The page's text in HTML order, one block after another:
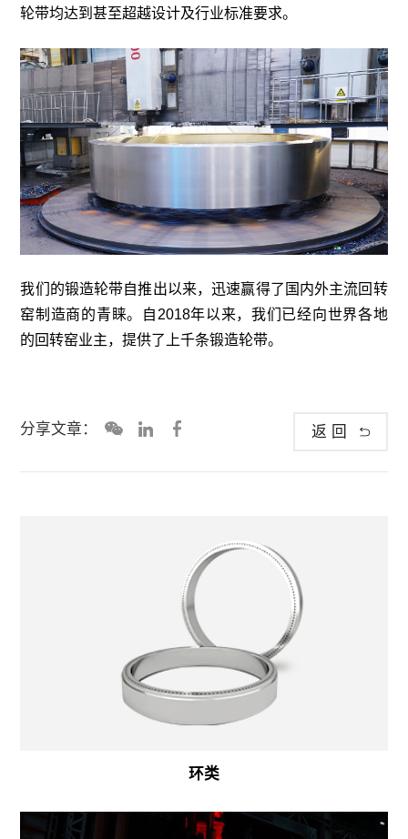
轮带均达到甚至超越设计及行业标准要求。
我们的锻造轮带自推出以来，迅速赢得了国内外主流回转
窑制造商的青睐。自2018年以来，我们已经向世界各地
的回转窑业主，提供了上千条锻造轮带。
分享文章： 返回
环类